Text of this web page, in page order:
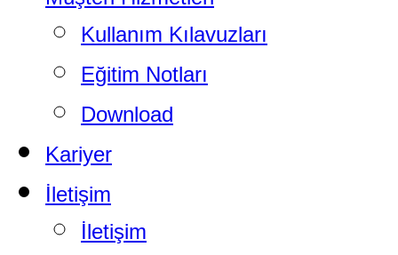
Kullanım Kılavuzları
Eğitim Notları
Download
Kariyer
İletişim
İletişim